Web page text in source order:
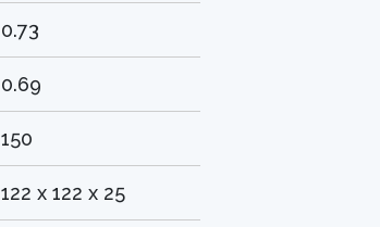
0.73
0.69
150
122 x 122 x 25